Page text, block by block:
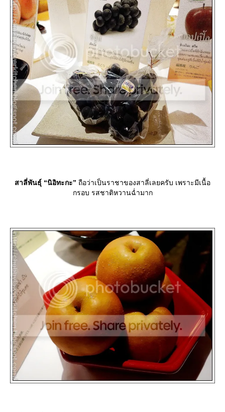
สาลี่พันธุ์ “นิอิทะกะ” ถือว่าเป็นราชาของสาลี่เลยครับ เพราะมีเนื้อ
กรอบ รสชาติหวานฉ่ำมาก